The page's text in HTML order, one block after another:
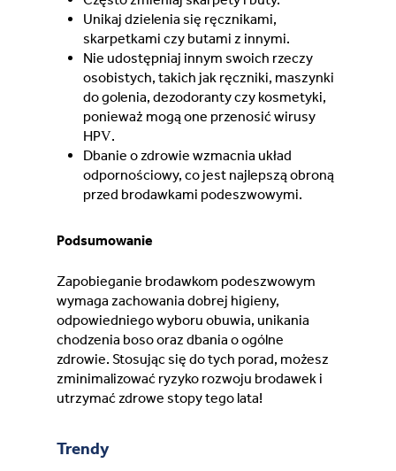
Unikaj dzielenia się ręcznikami,
skarpetkami czy butami z innymi.
Nie udostępniaj innym swoich rzeczy
osobistych, takich jak ręczniki, maszynki
do golenia, dezodoranty czy kosmetyki,
ponieważ mogą one przenosić wirusy
HPV.
Dbanie o zdrowie wzmacnia układ
odpornościowy, co jest najlepszą obroną
przed brodawkami podeszwowymi.
Podsumowanie
Zapobieganie brodawkom podeszwowym
wymaga zachowania dobrej higieny,
odpowiedniego wyboru obuwia, unikania
chodzenia boso oraz dbania o ogólne
zdrowie. Stosując się do tych porad, możesz
zminimalizować ryzyko rozwoju brodawek i
utrzymać zdrowe stopy tego lata!
Trendy